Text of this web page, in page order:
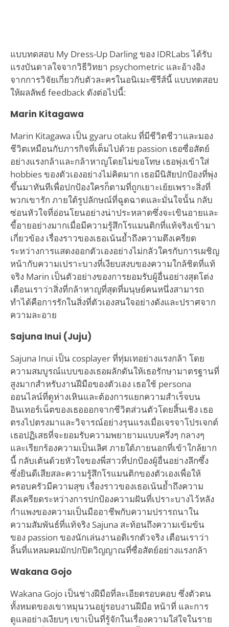
แบบทดสอบ My Dress-Up Darling ของ IDRLabs ได้รับ
แรงบันดาลใจจากวิธีวิทยา psychometric และอ้างอิง
จากการวิจัยเกี่ยวกับตัวละครในอนิเมะซีรีส์นี้ แบบทดสอบ
ให้ผลลัพธ์ feedback ดังต่อไปนี้:
Marin Kitagawa
Marin Kitagawa เป็น gyaru otaku ที่มีชีวิตชีวาและมอง
ชีวิตเหมือนกับภารกิจที่เต็มไปด้วย passion เธอซื่อสัตย์
อย่างแรงกล้าและกล้าหาญโดยไม่ขอโทษ เธอพุ่งเข้าใส่
hobbies ของตัวเองอย่างไม่คิดมาก เธอมีนิสัยปกป้องที่พุ่ง
ขึ้นมาทันทีเพื่อปกป้องใครก็ตามที่ถูกเยาะเย้ยเพราะสิ่งที่
พวกเขารัก ภายใต้รูปลักษณ์ที่ฉูดฉาดและมั่นใจนั้น กลับ
ซ่อนหัวใจที่อ่อนโยนอย่างน่าประหลาดซึ่งจะเขินอายและ
ขี้อายอย่างมากเมื่อมีความรู้สึกโรแมนติกที่แท้จริงเข้ามา
เกี่ยวข้อง เรื่องราวของเธอเน้นย้ำถึงความตึงเครียด
ระหว่างการแสดงออกตัวเองอย่างไม่กลัวใครกับการเผชิญ
หน้ากับความเปราะบางที่เงียบสงบของความใกล้ชิดที่แท้
จริง Marin เป็นตัวอย่างของการยอมรับผู้อื่นอย่างสุดโต่ง
เตือนเราว่าสิ่งที่กล้าหาญที่สุดที่มนุษย์คนหนึ่งสามารถ
ทำได้คือการรักในสิ่งที่ตัวเองสนใจอย่างดังและปราศจาก
ความละอาย
Sajuna Inui (Juju)
Sajuna Inui เป็น cosplayer ที่ทุ่มเทอย่างแรงกล้า โดย
ความสมบูรณ์แบบของเธอผลักดันให้เธอรักษามาตรฐานที่
สูงมากสำหรับงานฝีมือของตัวเอง เธอใช้ persona
ออนไลน์ที่ดูห่างเหินและต้องการแยกความสำเร็จบน
อินเทอร์เน็ตของเธอออกจากชีวิตส่วนตัวโดยสิ้นเชิง เธอ
ตรงไปตรงมาและวิจารณ์อย่างรุนแรงเมื่อเจรจาโปรเจกต์
เธอปฏิเสธที่จะยอมรับความพยายามแบบครึ่งๆ กลางๆ
และเรียกร้องความเป็นเลิศ ภายใต้ภายนอกที่เข้าใกล้ยาก
นี้ กลับเต้นด้วยหัวใจของพี่สาวที่ปกป้องผู้อื่นอย่างลึกซึ้ง
ซึ่งยินดีเสียสละความรู้สึกโรแมนติกของตัวเองเพื่อให้
ครอบครัวมีความสุข เรื่องราวของเธอเน้นย้ำถึงความ
ตึงเครียดระหว่างการปกป้องความฝันที่เปราะบางไว้หลัง
กำแพงของความเป็นมืออาชีพกับความปรารถนาใน
ความสัมพันธ์ที่แท้จริง Sajuna สะท้อนถึงความเข้มข้น
ของ passion ของนักเล่นงานอดิเรกตัวจริง เตือนเราว่า
ลิ้นที่แหลมคมมักปกปิดวิญญาณที่ซื่อสัตย์อย่างแรงกล้า
Wakana Gojo
Wakana Gojo เป็นช่างฝีมือที่ละเอียดรอบคอบ ซึ่งตัวตน
ทั้งหมดของเขาหมุนวนอยู่รอบงานฝีมือ หน้าที่ และการ
ดูแลอย่างเงียบๆ เขาเป็นที่รู้จักในเรื่องความใส่ใจในราย